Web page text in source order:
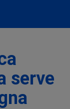
serve